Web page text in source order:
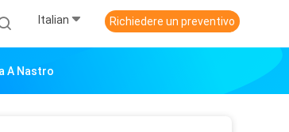
Italian Richiedere un preventivo
A Nastro